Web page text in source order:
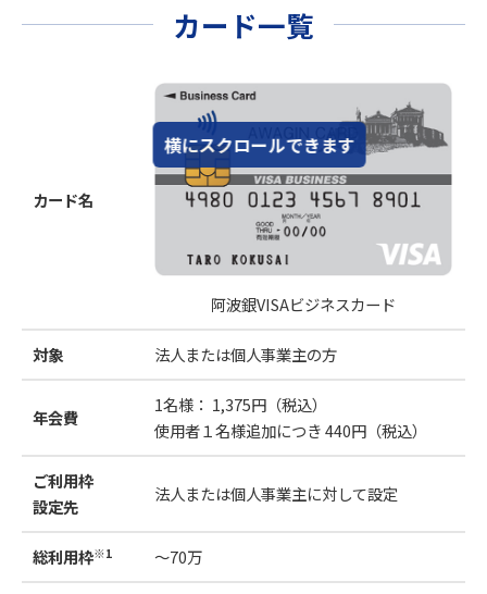
カード一覧
カード名
阿波銀VISAビジネスカード
対象 法人または個人事業主の方
年会費
1名様： 1,375円（税込）
使用者１名様追加につき 440円（税込）
ご利用枠
設定先
法人または個人事業主に対して設定
総利用枠※1 ～70万
横にスクロールできます